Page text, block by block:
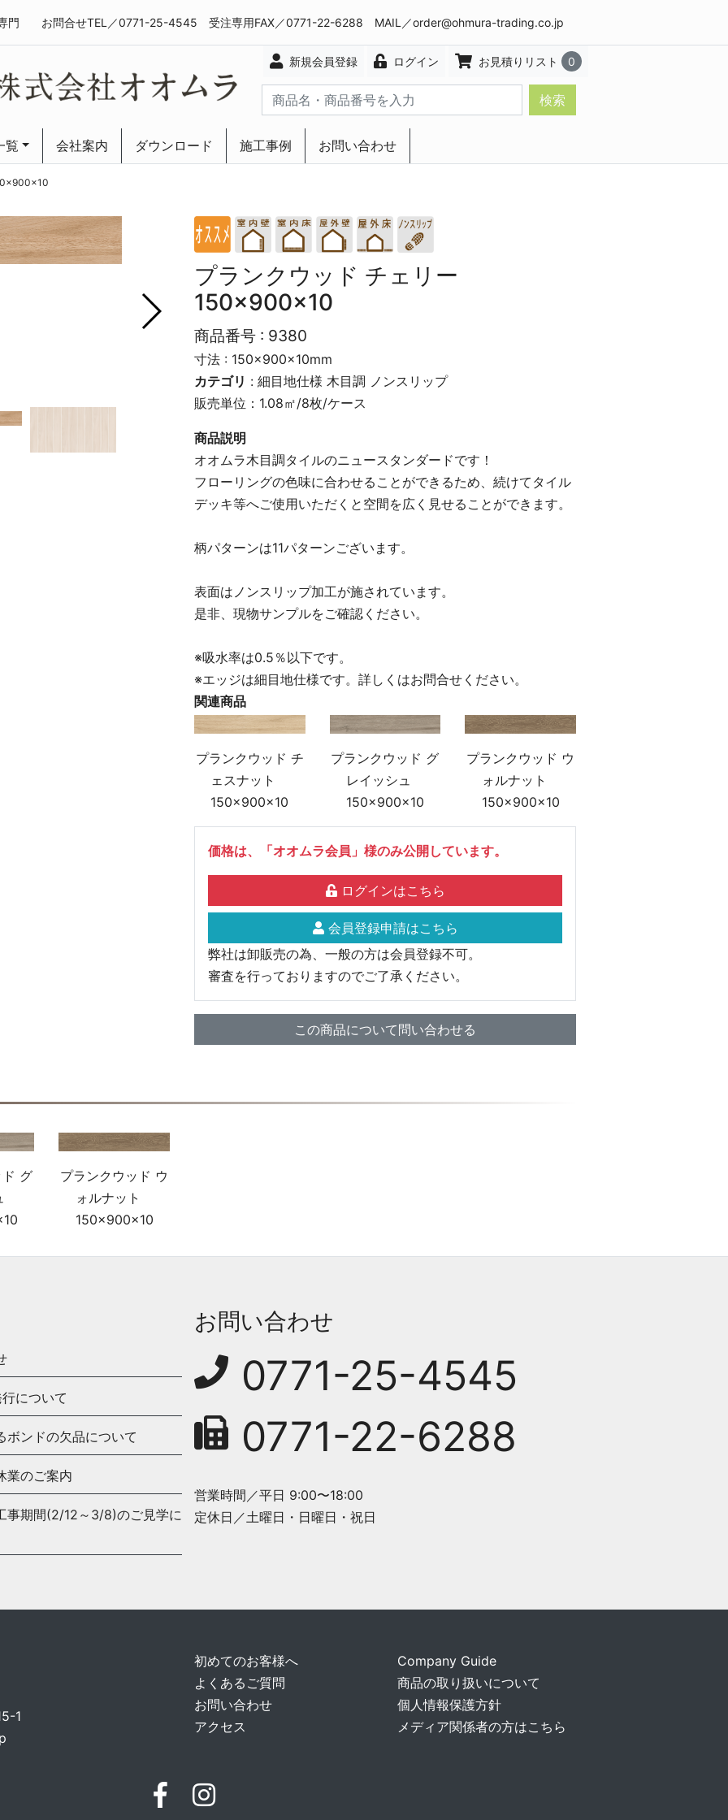
門 お問合せTEL／0771-25-4545 受注専用FAX／0771-22-6288 MAIL／order@ohmura-trading.co.jp
新規会員登録 ログイン お見積りリスト 0
検索
覧 会社案内 ダウンロード 施工事例 お問い合わせ
柄パターン全11種
プランクウッド チェリー
150×900×10
商品番号 : 9380
寸法 : 150×900×10mm
カテゴリ : 細目地仕様 木目調 ノンスリップ
販売単位：1.08㎡/8枚/ケース
商品説明
オオムラ木目調タイルのニュースタンダードです！
フローリングの色味に合わせることができるため、続けてタイル
デッキ等へご使用いただくと空間を広く見せることができます。
柄パターンは11パターンございます。
表面はノンスリップ加工が施されています。
是非、現物サンプルをご確認ください。
※吸水率は0.5％以下です。
※エッジは細目地仕様です。詳しくはお問合せください。
関連商品
プランクウッド チ
ェスナット
150×900×10
プランクウッド グ
レイッシュ
150×900×10
プランクウッド ウ
ォルナット
150×900×10
価格は、「オオムラ会員」様のみ公開しています。
ログインはこちら
会員登録申請はこちら
弊社は卸販売の為、一般の方は会員登録不可。
審査を行っておりますのでご了承ください。
この商品について問い合わせる
グ
プランクウッド ウ
ォルナット
150×900×10
について
ボンドの欠品について
業のご案内
事期間(2/12～3/8)のご見学に
お問い合わせ
0771-25-4545
0771-22-6288
営業時間／平日 9:00〜18:00
定休日／土曜日・日曜日・祝日
1
初めてのお客様へ
よくあるご質問
お問い合わせ
アクセス
Company Guide
商品の取り扱いについて
個人情報保護方針
メディア関係者の方はこちら